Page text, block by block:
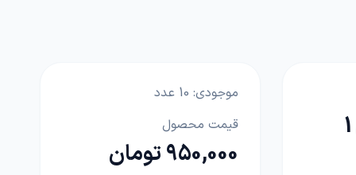
بیولوژیک حشرات باغات و گیاهان 1
موجودی: 10 عدد
قیمت محصول
950,000 تومان